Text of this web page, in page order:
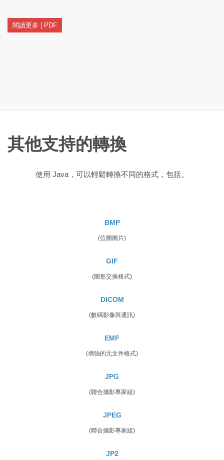
閱讀更多 | PDF
其他支持的轉換
使用 Java，可以輕鬆轉換不同的格式，包括。
BMP
(位圖圖片)
GIF
(圖形交換格式)
DICOM
(數碼影像與通訊)
EMF
(增強的元文件格式)
JPG
(聯合攝影專家組)
JPEG
(聯合攝影專家組)
JP2